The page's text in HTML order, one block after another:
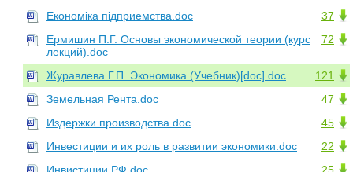
37
Економіка підприемства.doc
72
Ермишин П.Г. Основы экономической теории (курс
лекций).doc
121
Журавлева Г.П. Экономика (Учебник)[doc].doc
47
Земельная Рента.doc
45
Издержки производства.doc
22
Инвестиции и их роль в развитии экономики.doc